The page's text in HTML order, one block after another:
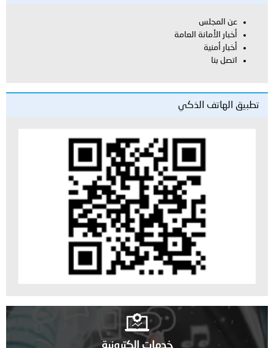
عن المجلس
أخبار الأمانة العامة
أخبار أمنية
اتصل بنا
تطبيق الهاتف الذكي